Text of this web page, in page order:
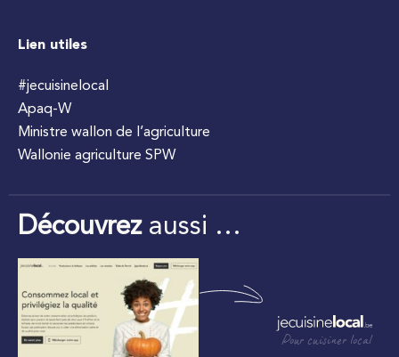
Lien utiles
#jecuisinelocal
Apaq-W
Ministre wallon de l’agriculture
Wallonie agriculture SPW
Découvrezaussi …
Pour cuisiner local